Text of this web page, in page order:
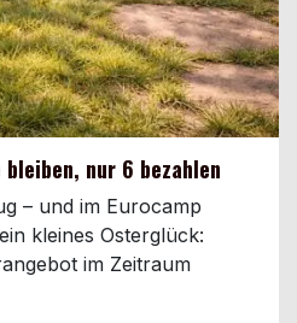
nur 6 bezahlen
– und im Eurocamp
kleines Osterglück:
im Zeitraum